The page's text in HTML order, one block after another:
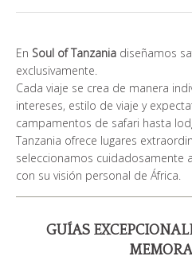
GALERÍA
En Soul of Tanzania diseñamos
exclusivamente.
Cada viaje se crea de manera
intereses, estilo de viaje y
campamentos de safari hasta
Tanzania ofrece lugares
seleccionamos cuidadosamente
con su visión personal de África.
GUÍAS